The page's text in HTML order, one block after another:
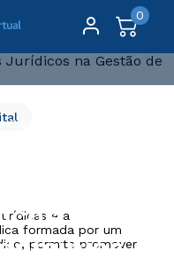
0
Ciência Política
na
e a
formada por um
permite promover